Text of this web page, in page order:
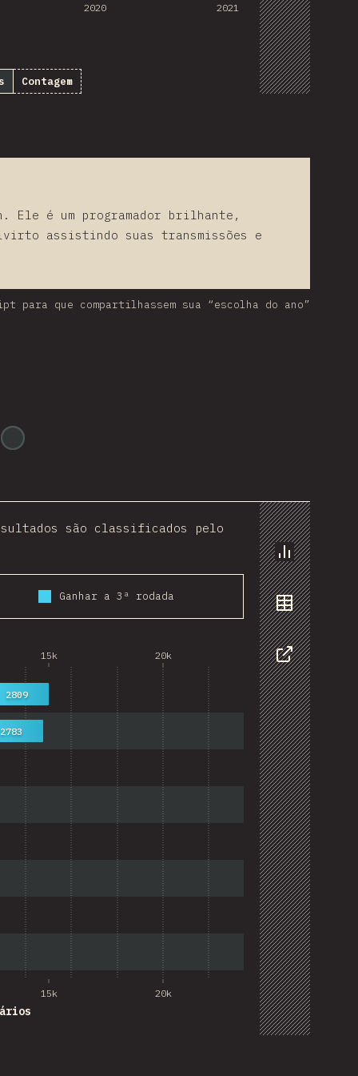
2020 2021
Contagem
Ele é um programador brilhante,
assistindo suas transmissões e
para que compartilhassem sua “escolha do ano”
Gráficos
Dados
são classificados pelo
Ganhar a 3ª rodada
15k 20k
15k 20k
2783
2809